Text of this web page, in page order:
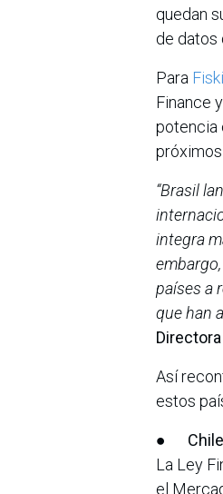
quedan
de datos
Para
Finance
potencia
próximos
“Brasil
integra
países a
que han
Así
estos
●
La Ley
el